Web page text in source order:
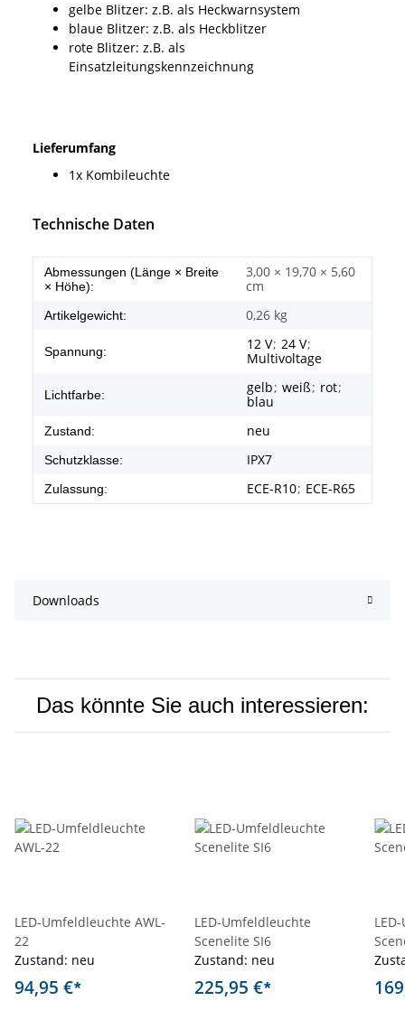
gelbe Blitzer: z.B. als Heckwarnsystem
blaue Blitzer: z.B. als Heckblitzer
rote Blitzer: z.B. als
Einsatzleitungskennzeichnung
Lieferumfang
1x Kombileuchte
Technische Daten
Abmessungen (Länge × Breite
× Höhe):
3,00 × 19,70 × 5,60
cm
Artikelgewicht: 0,26 kg
Spannung: 12 V; 24 V;
Multivoltage
Lichtfarbe: gelb; weiß; rot;
blau
Zustand: neu
Schutzklasse: IPX7
Zulassung: ECE-R10; ECE-R65
Downloads
Das könnte Sie auch interessieren:
LED-Umfeldleuchte AWL-
22
Zustand: neu
94,95 €*
LED-Umfeldleuchte
Scenelite SI6
Zustand: neu
225,95 €*